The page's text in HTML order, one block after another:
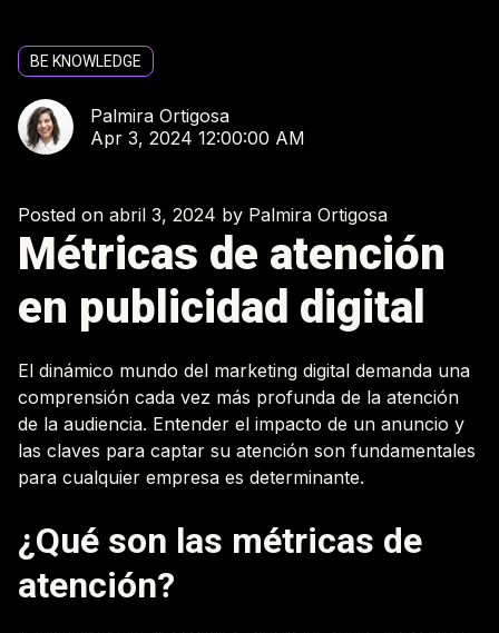
BE KNOWLEDGE
Palmira Ortigosa
Apr 3, 2024 12:00:00 AM
Posted on abril 3, 2024 by Palmira Ortigosa
Métricas de atención
en publicidad digital
El dinámico mundo del marketing digital demanda una
comprensión cada vez más profunda de la atención
de la audiencia. Entender el impacto de un anuncio y
las claves para captar su atención son fundamentales
para cualquier empresa es determinante.
¿Qué son las métricas de
atención?